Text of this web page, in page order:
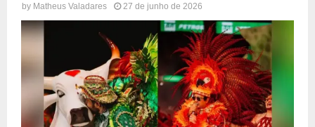
by Matheus Valadares 27 de junho de 2026